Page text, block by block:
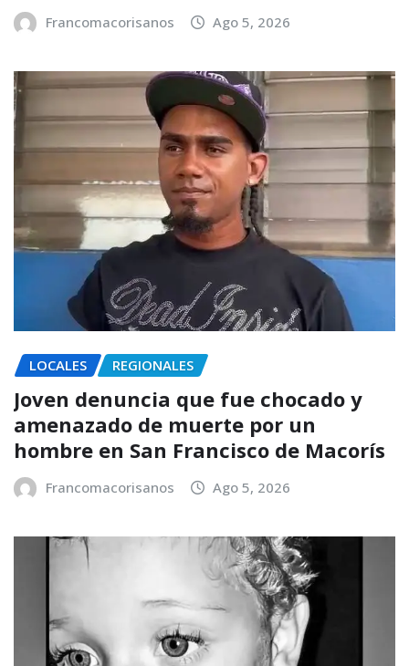
Francomacorisanos Ago 5, 2026
LOCALES REGIONALES
Joven denuncia que fue chocado y
amenazado de muerte por un
hombre en San Francisco de Macorís
Francomacorisanos Ago 5, 2026